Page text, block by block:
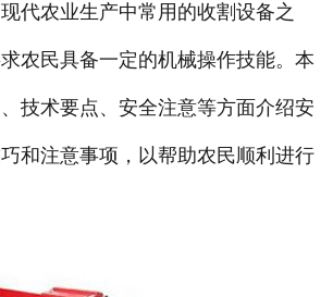
农业生产中常用的收割设备之
农民具备一定的机械操作技能。本
技术要点、安全注意等方面介绍安
和注意事项，以帮助农民顺利进行